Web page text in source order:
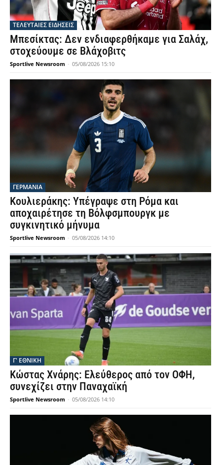
ΤΕΛΕΥΤΑΙΕΣ ΕΙΔΗΣΕΙΣ
Μπεσίκτας: Δεν ενδιαφερθήκαμε για Σαλάχ,
στοχεύουμε σε Βλάχοβιτς
Sportlive Newsroom - 05/08/2026 15:10
ΓΕΡΜΑΝΙΑ
Κουλιεράκης: Υπέγραψε στη Ρόμα και
αποχαιρέτησε τη Βόλφσμπουργκ με
συγκινητικό μήνυμα
Sportlive Newsroom - 05/08/2026 14:10
Γ' ΕΘΝΙΚΗ
Κώστας Χνάρης: Ελεύθερος από τον ΟΦΗ,
συνεχίζει στην Παναχαϊκή
Sportlive Newsroom - 05/08/2026 14:10